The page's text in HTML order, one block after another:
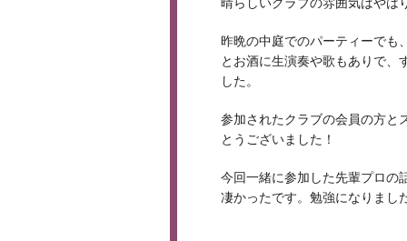
昨晩の中庭でのパーティーでも
とお酒に生演奏や歌もありで、
した。
参加されたクラブの会員の方と
とうございました！
今回一緒に参加した先輩プロの
凄かったです。勉強になりまし